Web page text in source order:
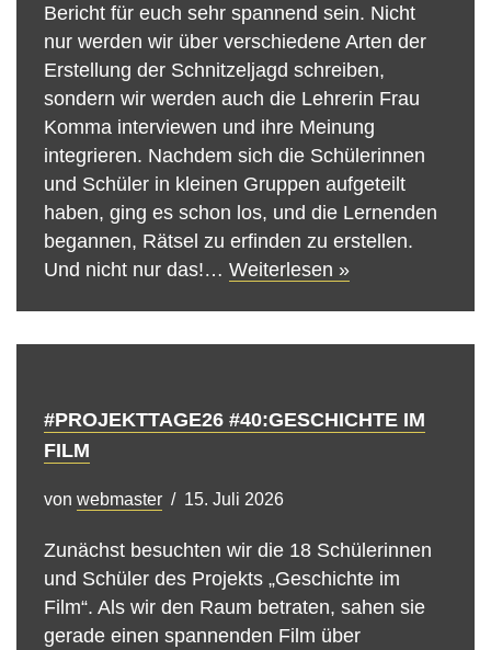
Bericht für euch sehr spannend sein. Nicht
nur werden wir über verschiedene Arten der
Erstellung der Schnitzeljagd schreiben,
sondern wir werden auch die Lehrerin Frau
Komma interviewen und ihre Meinung
integrieren. Nachdem sich die Schülerinnen
und Schüler in kleinen Gruppen aufgeteilt
haben, ging es schon los, und die Lernenden
begannen, Rätsel zu erfinden zu erstellen.
Und nicht nur das!… Weiterlesen »
#PROJEKTTAGE26 #40:GESCHICHTE IM
FILM
von webmaster 15. Juli 2026
Zunächst besuchten wir die 18 Schülerinnen
und Schüler des Projekts „Geschichte im
Film“. Als wir den Raum betraten, sahen sie
gerade einen spannenden Film über